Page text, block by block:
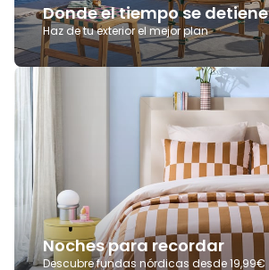
Donde el tiempo se detiene
Haz de tu exterior el mejor plan
Noches para recordar
Descubre fundas nórdicas desde 19,99€
Noches
para
recordar